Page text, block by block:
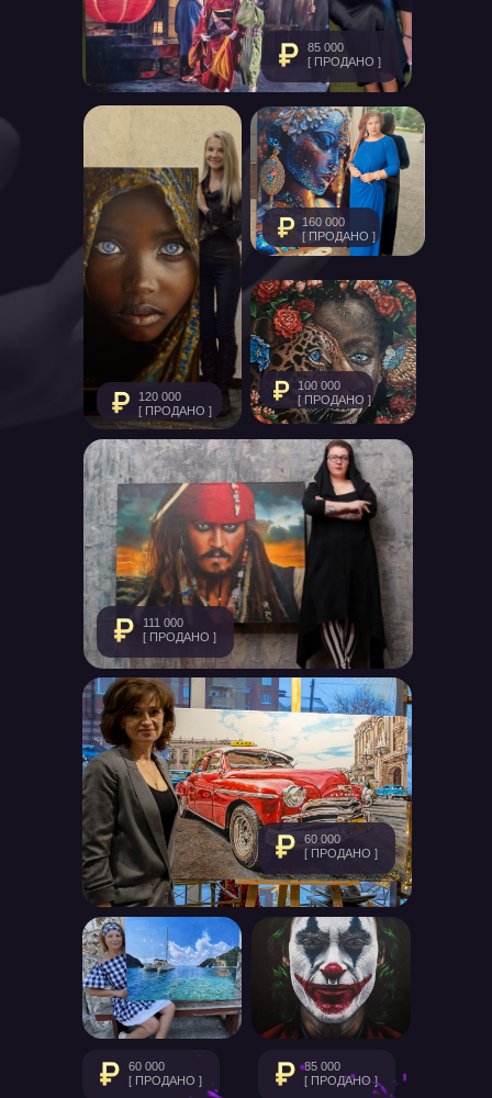
160 000
[ ПРОДАНО ]
60 000
[ ПРОДАНО ]
85 000
[ ПРОДАНО ]
85 000
[ ПРОДАНО ]
111 000
[ ПРОДАНО ]
120 000
[ ПРОДАНО ]
60 000
[ ПРОДАНО ]
100 000
[ ПРОДАНО ]